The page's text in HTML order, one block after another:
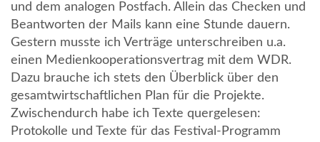
und dem analogen Postfach. Allein das Checken und
Beantworten der Mails kann eine Stunde dauern.
Gestern musste ich Verträge unterschreiben u.a.
einen Medienkooperationsvertrag mit dem WDR.
Dazu brauche ich stets den Überblick über den
gesamtwirtschaftlichen Plan für die Projekte.
Zwischendurch habe ich Texte quergelesen:
Protokolle und Texte für das Festival-Programm